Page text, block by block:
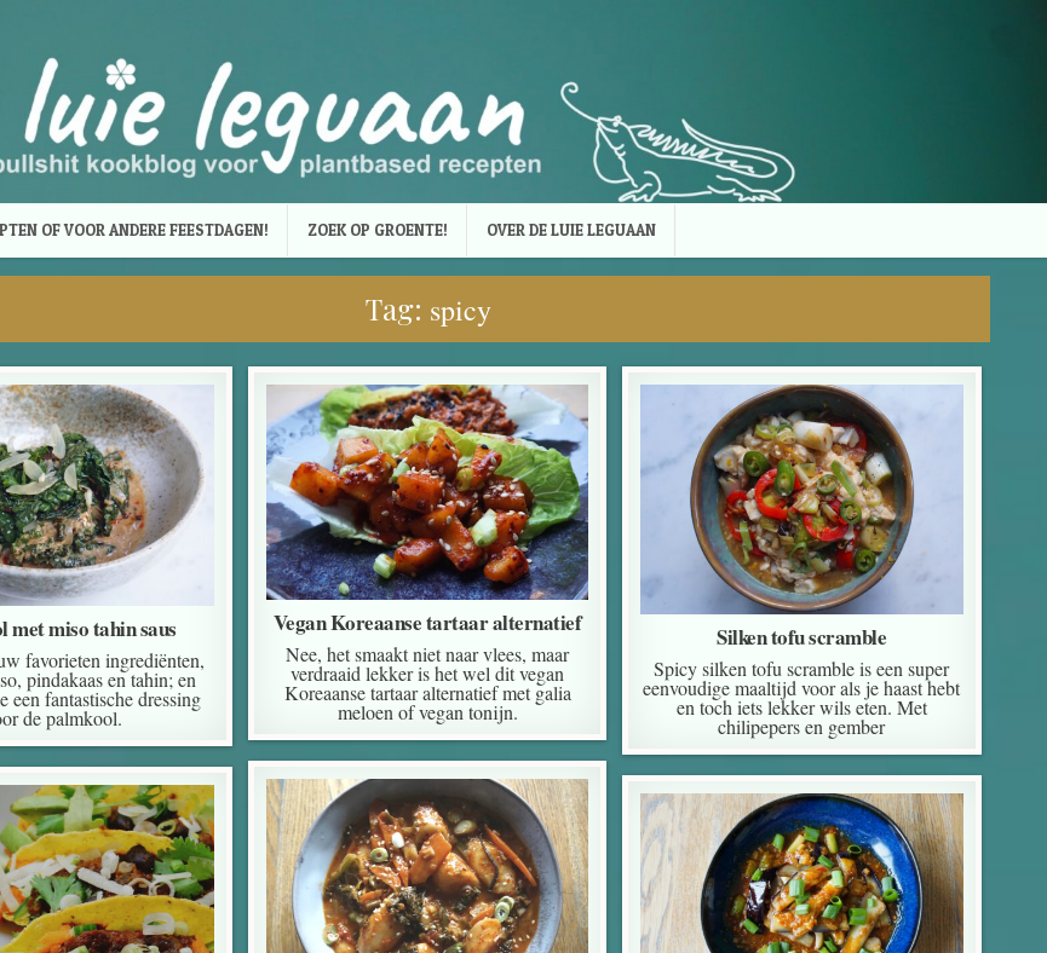
OF VOOR ANDERE FEESTDAGEN! ZOEK OP GROENTE! OVER DE LUIE LEGUAAN
Tag: spicy
met miso tahin saus
favorieten ingrediënten,
pindakaas en tahin; en
een fantastische dressing
de palmkool.
Vegan Koreaanse tartaar alternatief
Nee, het smaakt niet naar vlees, maar
verdraaid lekker is het wel dit vegan
Koreaanse tartaar alternatief met galia
meloen of vegan tonijn.
Silken tofu scramble
Spicy silken tofu scramble is een super
eenvoudige maaltijd voor als je haast hebt
en toch iets lekker wils eten. Met
chilipepers en gember